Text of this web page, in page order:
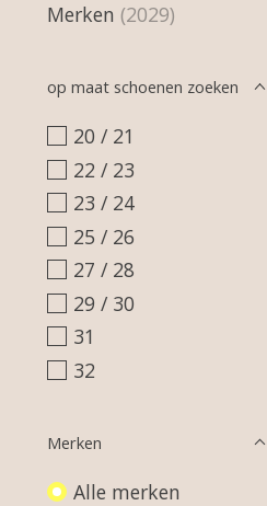
Merken (2029)
op maat schoenen zoeken
20 / 21
22 / 23
23 / 24
25 / 26
27 / 28
29 / 30
31
32
Merken
Alle merken